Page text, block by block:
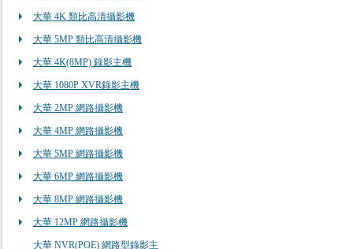
大華 4K 類比高清攝影機
大華 5MP 類比高清攝影機
大華 4K(8MP) 錄影主機
大華 1080P XVR錄影主機
大華 2MP 網路攝影機
大華 4MP 網路攝影機
大華 5MP 網路攝影機
大華 6MP 網路攝影機
大華 8MP 網路攝影機
大華 12MP 網路攝影機
大華 NVR(POE) 網路型錄影主